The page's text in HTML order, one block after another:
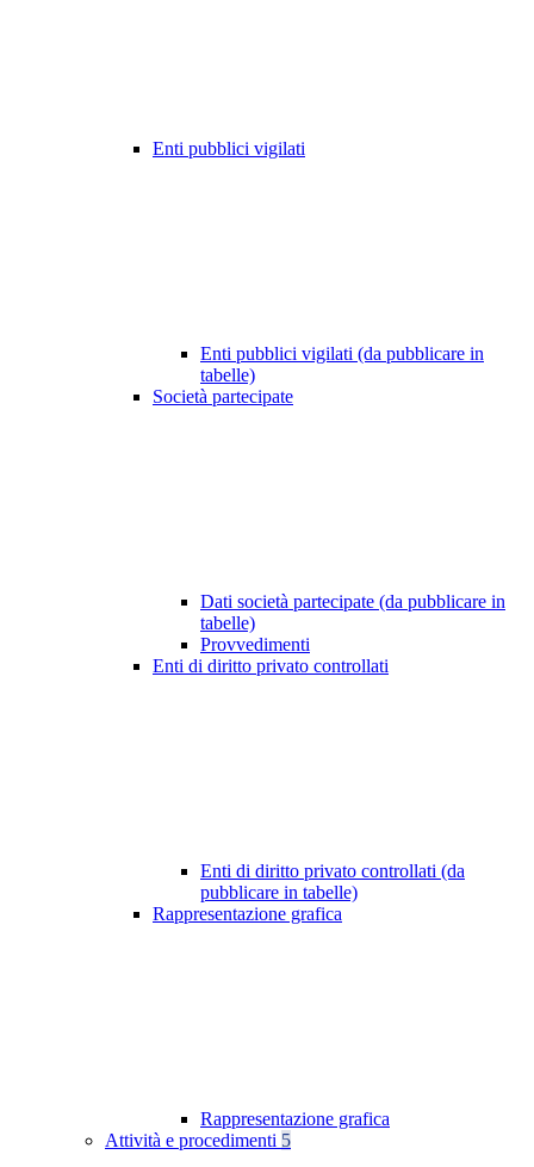
Enti pubblici vigilati
Enti pubblici vigilati (da pubblicare in
tabelle)
Società partecipate
Dati società partecipate (da pubblicare in
tabelle)
Provvedimenti
Enti di diritto privato controllati
Enti di diritto privato controllati (da
pubblicare in tabelle)
Rappresentazione grafica
Rappresentazione grafica
Attività e procedimenti 5